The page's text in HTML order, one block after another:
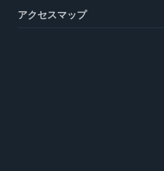
アクセスマップ